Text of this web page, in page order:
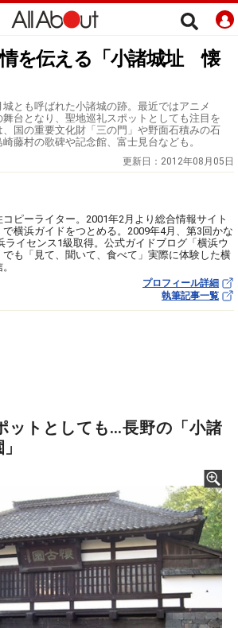
を伝える「小諸城址 懐
とも呼ばれた小諸城の跡。最近ではアニメ
舞台となり、聖地巡礼スポットとしても注目を
国の重要文化財「三の門」や野面石積みの石
藤村の歌碑や記念館、富士見台なども。
更新日： 2012年08月05日
ピーライター。2001年2月より総合情報サイト
で横浜ガイドをつとめる。2009年4月、第3回かな
ライセンス1級取得。公式ガイドブログ「横浜ウ
でも「見て、聞いて、食べて」実際に体験した横
プロフィール詳細
執筆記事一覧
ットとしても…長野の「小諸